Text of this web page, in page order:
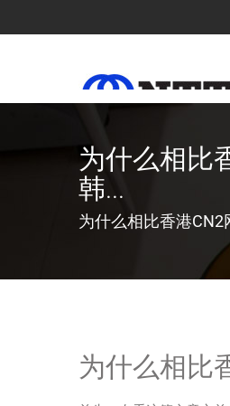
为什么相比
韩...
为什么相比香港CN2
为什么相比